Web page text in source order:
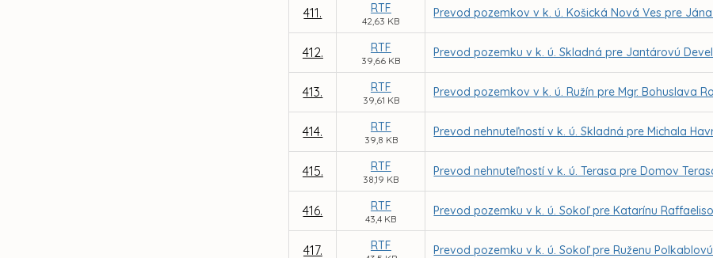
411. RTF
42,63 KB
Prevod pozemkov v k. ú. Košická Nová Ves pre
412. RTF
39,66 KB
Prevod pozemku v k. ú. Skladná pre Jantárovú
413. RTF
39,61 KB
Prevod pozemkov v k. ú. Ružín pre Mgr. Bohuslava
414. RTF
39,8 KB
Prevod nehnuteľností v k. ú. Skladná pre Michala
415. RTF
38,19 KB
Prevod nehnuteľností v k. ú. Terasa pre Domov
416. RTF
43,4 KB
Prevod pozemku v k. ú. Sokoľ pre Katarínu
417. RTF Prevod pozemku v k. ú. Sokoľ pre Ruženu